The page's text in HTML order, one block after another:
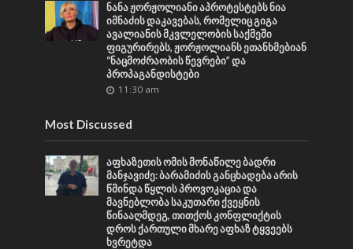
ნანა ჟორჟოლიანი აპროტესტებს ნია
იმნაძის დაკავებას, რომელიც გიგა
ავალიანის მკვლელობის საქმეში
ფიგურირებს, ჟორჟოლიანს ეთანხმებიან
“ნაცმოძრაობის წევრები” და
პროპაგანდისტები
11:30 am
Most Discussed
აფხაზეთის ომის მონაწილე ბადრი
მანჯავიძე: ბარამიძის განცხადება არის
წმინდა წყლის პროვოკაცია და
მავნებლობა საკუთარი ქვეყნის
წინააღმდეგ, თითქოს კონფლიქტის
დროს ქართული მხარე აფხაზ ტყვეებს
ხვრეტდა